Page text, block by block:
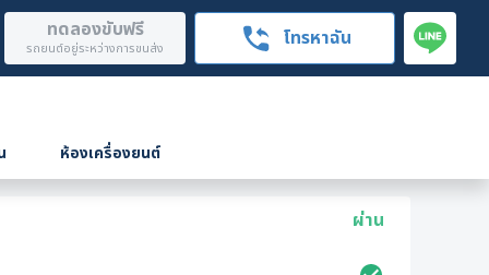
โทรหาฉัน
ทดลองขับฟรี
รถยนต์อยู่ระหว่างการขนส่ง
ห้องเครื่องยนต์
ผ่าน